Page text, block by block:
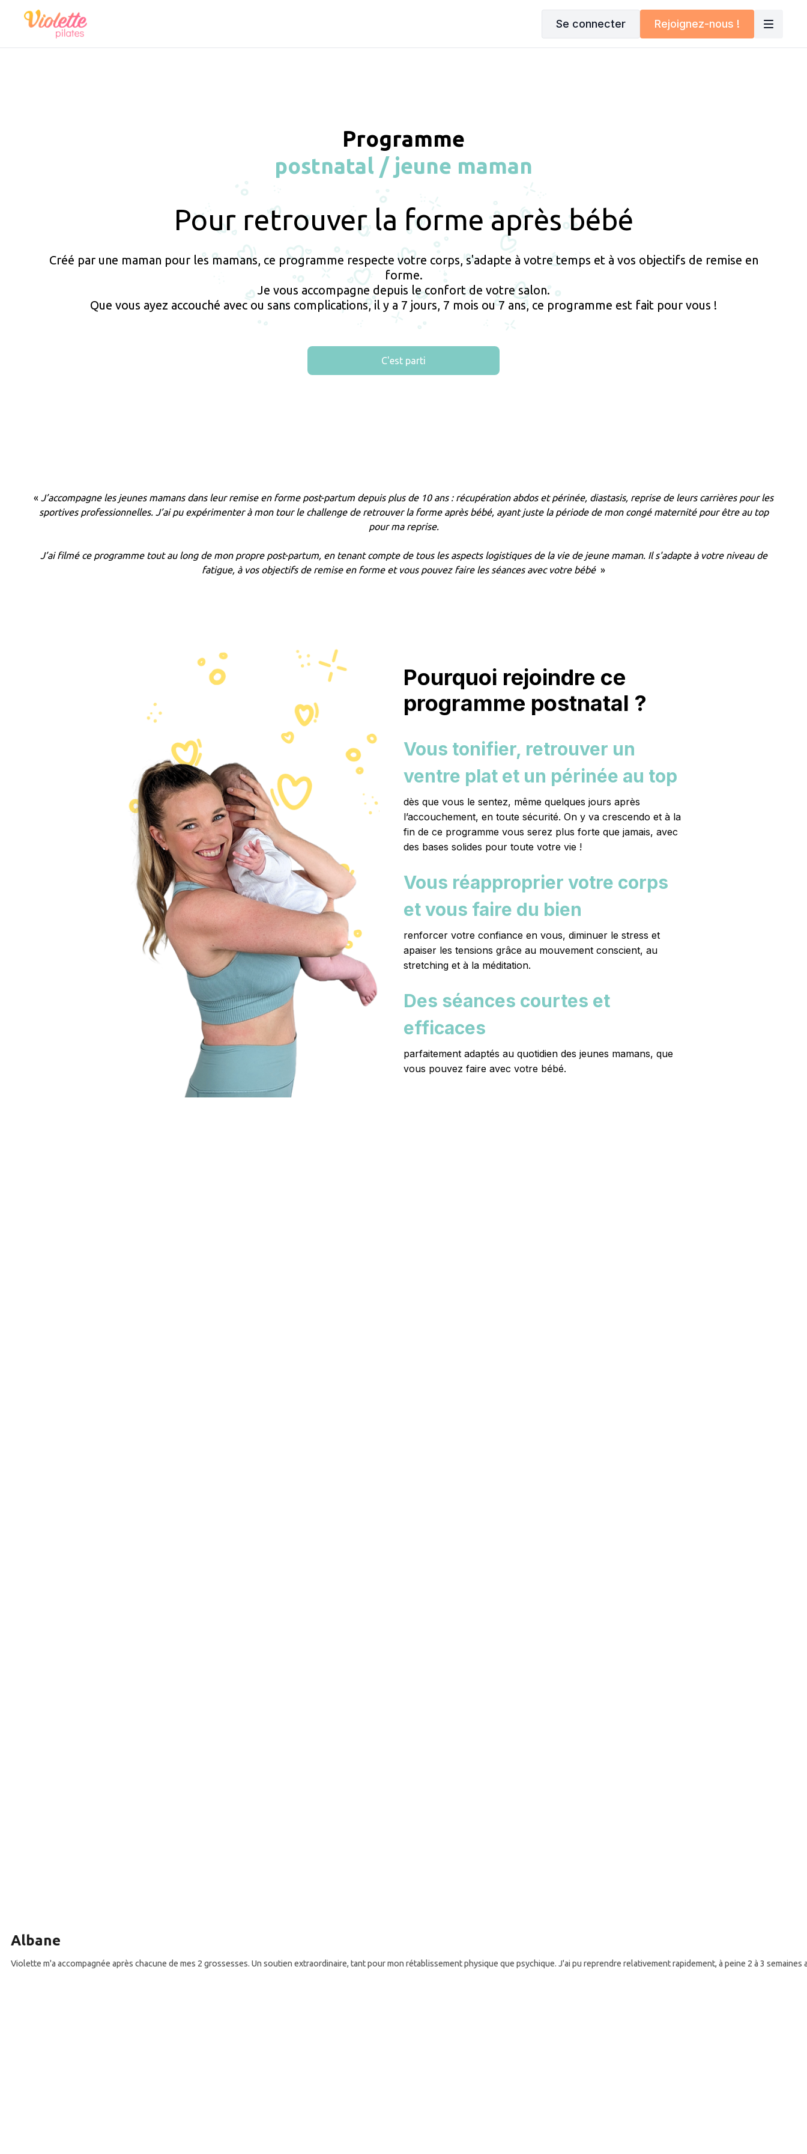
Se connecter Rejoignez-nous !
Programme
postnatal / jeune maman
Pour retrouver la forme après bébé
Créé par une maman pour les mamans, ce programme respecte votre corps, s'adapte à votre temps et à vos objectifs de remise en
forme.
Je vous accompagne depuis le confort de votre salon.
Que vous ayez accouché avec ou sans complications, il y a 7 jours, 7 mois ou 7 ans, ce programme est fait pour vous !
C'est parti
« J’accompagne les jeunes mamans dans leur remise en forme post-partum depuis plus de 10 ans : récupération abdos et périnée, diastasis, reprise de leurs carrières pour les
sportives professionnelles. J’ai pu expérimenter à mon tour le challenge de retrouver la forme après bébé, ayant juste la période de mon congé maternité pour être au top
pour ma reprise.
J’ai filmé ce programme tout au long de mon propre post-partum, en tenant compte de tous les aspects logistiques de la vie de jeune maman. Il s'adapte à votre niveau de
fatigue, à vos objectifs de remise en forme et vous pouvez faire les séances avec votre bébé »
Pourquoi rejoindre ce
programme postnatal ?
Vous tonifier, retrouver un
ventre plat et un périnée au top
dès que vous le sentez, même quelques jours après
l’accouchement, en toute sécurité. On y va crescendo et à la
fin de ce programme vous serez plus forte que jamais, avec
des bases solides pour toute votre vie !
Vous réapproprier votre corps
et vous faire du bien
renforcer votre confiance en vous, diminuer le stress et
apaiser les tensions grâce au mouvement conscient, au
stretching et à la méditation.
Des séances courtes et
efficaces
parfaitement adaptés au quotidien des jeunes mamans, que
vous pouvez faire avec votre bébé.
accompagnée après chacune de mes 2 grossesses. Un soutien extraordinaire, tant pour mon rétablissement physique que psychique. J'ai pu reprendre relativement rapidement, à peine 2 à 3 semaines après